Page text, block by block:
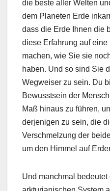
die beste aller Welten
dem Planeten Erde
dass die Erde Ihnen die
diese Erfahrung auf eine
machen, wie Sie sie
haben. Und so sind Sie
Wegweiser zu sein. Du
Bewusstsein der
Maß hinaus zu führen,
derjenigen zu sein, die
Verschmelzung der
um den Himmel auf
Und manchmal